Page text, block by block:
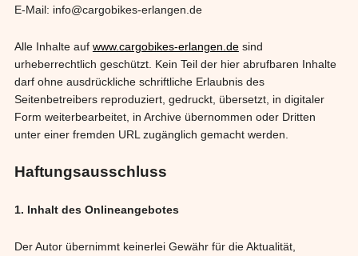
E-Mail: info@cargobikes-erlangen.de
Alle Inhalte auf www.cargobikes-erlangen.desind
urheberrechtlich geschützt. Kein Teil der hier abrufbaren Inhalte
darf ohne ausdrückliche schriftliche Erlaubnis des
Seitenbetreibers reproduziert, gedruckt, übersetzt, in digitaler
Form weiterbearbeitet, in Archive übernommen oder Dritten
unter einer fremden URL zugänglich gemacht werden.
Haftungsausschluss
1. Inhalt des Onlineangebotes
Der Autor übernimmt keinerlei Gewähr für die Aktualität,